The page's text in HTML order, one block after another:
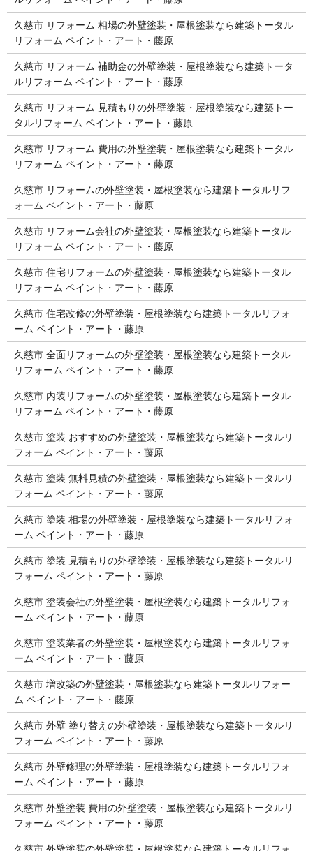
久慈市 リフォーム 相場の外壁塗装・屋根塗装なら建築トータル
リフォーム ペイント・アート・藤原
久慈市 リフォーム 補助金の外壁塗装・屋根塗装なら建築トータ
ルリフォーム ペイント・アート・藤原
久慈市 リフォーム 見積もりの外壁塗装・屋根塗装なら建築トー
タルリフォーム ペイント・アート・藤原
久慈市 リフォーム 費用の外壁塗装・屋根塗装なら建築トータル
リフォーム ペイント・アート・藤原
久慈市 リフォームの外壁塗装・屋根塗装なら建築トータルリフ
ォーム ペイント・アート・藤原
久慈市 リフォーム会社の外壁塗装・屋根塗装なら建築トータル
リフォーム ペイント・アート・藤原
久慈市 住宅リフォームの外壁塗装・屋根塗装なら建築トータル
リフォーム ペイント・アート・藤原
久慈市 住宅改修の外壁塗装・屋根塗装なら建築トータルリフォ
ーム ペイント・アート・藤原
久慈市 全面リフォームの外壁塗装・屋根塗装なら建築トータル
リフォーム ペイント・アート・藤原
久慈市 内装リフォームの外壁塗装・屋根塗装なら建築トータル
リフォーム ペイント・アート・藤原
久慈市 塗装 おすすめの外壁塗装・屋根塗装なら建築トータルリ
フォーム ペイント・アート・藤原
久慈市 塗装 無料見積の外壁塗装・屋根塗装なら建築トータルリ
フォーム ペイント・アート・藤原
久慈市 塗装 相場の外壁塗装・屋根塗装なら建築トータルリフォ
ーム ペイント・アート・藤原
久慈市 塗装 見積もりの外壁塗装・屋根塗装なら建築トータルリ
フォーム ペイント・アート・藤原
久慈市 塗装会社の外壁塗装・屋根塗装なら建築トータルリフォ
ーム ペイント・アート・藤原
久慈市 塗装業者の外壁塗装・屋根塗装なら建築トータルリフォ
ーム ペイント・アート・藤原
久慈市 増改築の外壁塗装・屋根塗装なら建築トータルリフォー
ム ペイント・アート・藤原
久慈市 外壁 塗り替えの外壁塗装・屋根塗装なら建築トータルリ
フォーム ペイント・アート・藤原
久慈市 外壁修理の外壁塗装・屋根塗装なら建築トータルリフォ
ーム ペイント・アート・藤原
久慈市 外壁塗装 費用の外壁塗装・屋根塗装なら建築トータルリ
フォーム ペイント・アート・藤原
久慈市 外壁塗装の外壁塗装・屋根塗装なら建築トータルリフォ